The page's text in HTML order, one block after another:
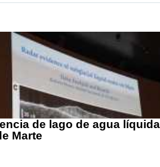
de lago de agua líquida
Marte